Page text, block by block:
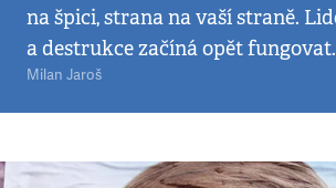
na špici, strana na vaší straně.
a destrukce začíná opět
Milan Jaroš